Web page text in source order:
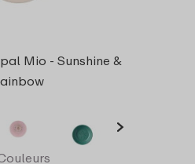
Mio - Sunshine &